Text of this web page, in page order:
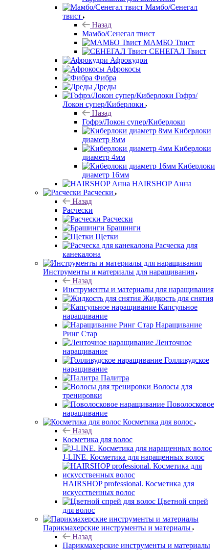
Мамбо/Сенегал
твист
Назад
Мамбо/Сенегал твист
МАМБО Твист
СЕНЕГАЛ Твист
Афрокудри
Афрокосы
Фибра
Дреды
Гофрэ/
Локон супер/Киберлоки
Назад
Гофрэ/Локон супер/Киберлоки
Киберлоки
диаметр 8мм
Киберлоки
диаметр 4мм
Киберлоки
диаметр 16мм
HAIRSHOP Анна
Расчески
Назад
Расчески
Расчески
Брашинги
Щетки
Расческа для
канекалона
Инструменты и материалы для наращивания
Назад
Инструменты и материалы для наращивания
Жидкость для снятия
Капсульное
наращивание
Наращивание
Ринг Стар
Ленточное
наращивание
Голливудское
наращивание
Палитра
Волосы для
тренировки
Поволосковое
наращивание
Косметика для волос
Назад
Косметика для волос
J-LINE. Косметика для наращенных волос
HAIRSHOP professional. Косметика для
искусственных волос
Цветной спрей
для волос
Парикмахерские инструменты и материалы
Назад
Парикмахерские инструменты и материалы